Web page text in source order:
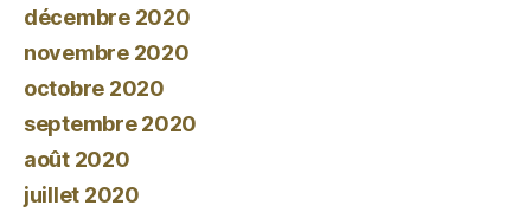
décembre 2020
novembre 2020
octobre 2020
septembre 2020
août 2020
juillet 2020